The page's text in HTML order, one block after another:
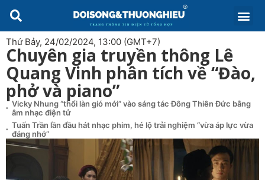
Thứ Bảy, 24/02/2024, 13:00 (GMT+7)
Chuyên gia truyền thông Lê
Quang Vinh phân tích về “Đào,
phở và piano”
Vicky Nhung “thổi làn gió mới” vào sáng tác Đông Thiên Đức bằng
âm nhạc điện tử
Tuấn Trần lần đầu hát nhạc phim, hé lộ trải nghiệm “vừa áp lực vừa
đáng nhớ”